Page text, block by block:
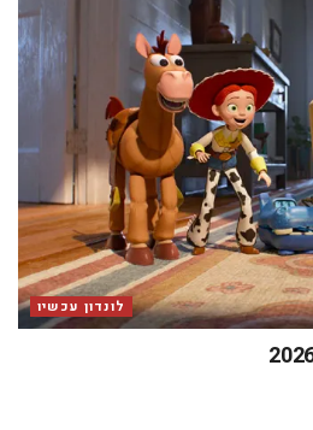
לונדון עכשיו